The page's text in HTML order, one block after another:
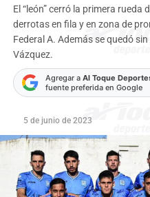
El “león” cerró la primera
derrotas en fila y en zona de
Federal A. Además se quedó
Vázquez.
Agregar a Al Toque
fuente preferida en Google
5 de junio de 2023